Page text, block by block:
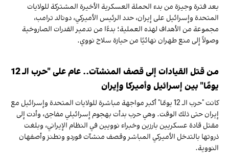
بعد فترة وجيزة من بدء الحملة العسكرية الأخيرة المشتركة للولايات
المتحدة وإسرائيل على إيران، حدد الرئيس الأميركي، دونالد ترامب،
مجموعة من الأهداف لهذه العملية؛ بدءًا من تدمير القدرات الصاروخية
وصولاً إلى منع طهران نهائيًا من حيازة سلاح نووي.
من قتل القيادات إلى قصف المنشآت.. عام على "حرب الـ 12
يومًا" بين إسرائيل وأميركا وإيران
كانت "حرب الـ 12 يومًا" أكبر مواجهة مباشرة للولايات المتحدة وإسرائيل مع
إيران حتى ذلك الوقت. وهي حرب بدأت بهجوم إسرائيلي مفاجئ، وأدت إلى
مقتل قادة عسكريين بارزين وخبراء نوويين في النظام الإيراني، وبلغت
ذروتها بالتدخل الأميركي المباشر وقصف منشآت فوردو ونطنز وأصفهان
النووية.